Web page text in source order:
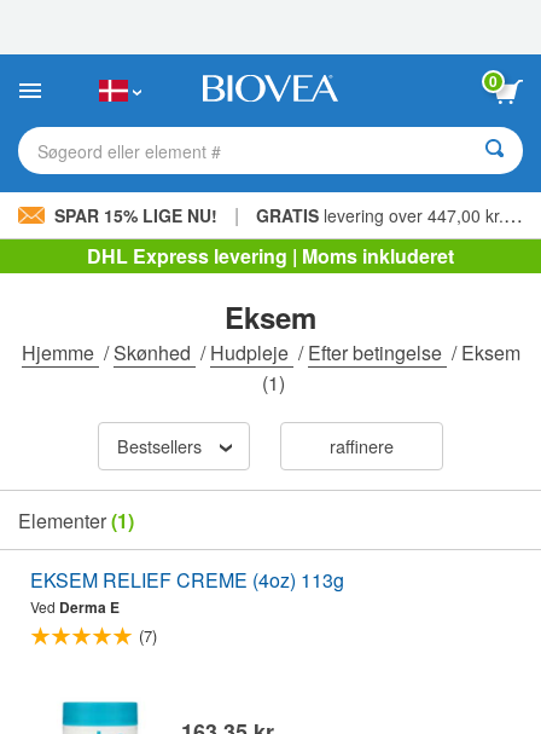
websted
0
Søgeord eller element #
SPAR 15% LIGE NU! | GRATIS levering over 447,00 kr. »
DHL Express levering | Moms inkluderet
Eksem
Hjemme /Skønhed /Hudpleje /Efter betingelse /Eksem
(1)
Bestsellers raffinere
Elementer(1)
EKSEM RELIEF CREME (4oz) 113g
Ved Derma E
(7)